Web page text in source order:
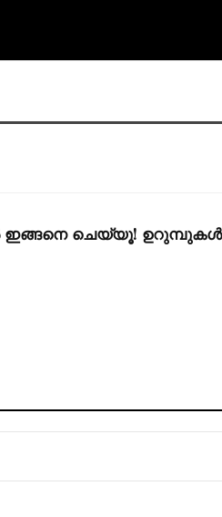
ഇങ്ങനെ ചെയ്യൂ!